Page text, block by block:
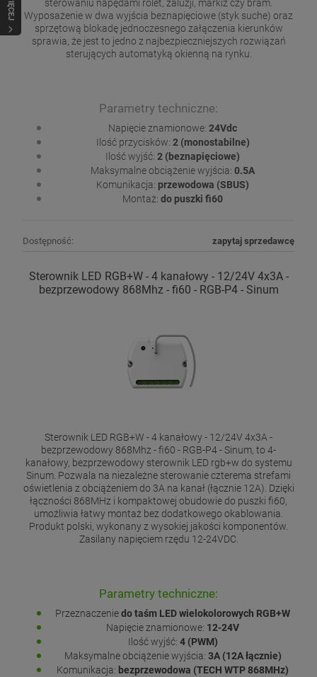
WIĘCEJ
sterowaniu napędami rolet, żaluzji, markiz czy bram.
Wyposażenie w dwa wyjścia beznapięciowe (styk suche) oraz
sprzętową blokadę jednoczesnego załączenia kierunków
sprawia, że jest to jedno z najbezpieczniejszych rozwiązań
sterujących automatyką okienną na rynku.
Parametry techniczne:
Napięcie znamionowe: 24Vdc
Ilość przycisków: 2 (monostabilne)
Ilość wyjść: 2 (beznapięciowe)
Maksymalne obciążenie wyjścia: 0.5A
Komunikacja: przewodowa (SBUS)
Montaż: do puszki fi60
Dostępność: zapytaj sprzedawcę
Sterownik LED RGB+W - 4 kanałowy - 12/24V 4x3A -
bezprzewodowy 868Mhz - fi60 - RGB-P4 - Sinum
Sterownik LED RGB+W - 4 kanałowy - 12/24V 4x3A -
bezprzewodowy 868Mhz - fi60 - RGB-P4 - Sinum, to 4-
kanałowy, bezprzewodowy sterownik LED rgb+w do systemu
Sinum. Pozwala na niezależne sterowanie czterema strefami
oświetlenia z obciążeniem do 3A na kanał (łącznie 12A). Dzięki
łączności 868MHz i kompaktowej obudowie do puszki fi60,
umożliwia łatwy montaż bez dodatkowego okablowania.
Produkt polski, wykonany z wysokiej jakości komponentów.
Zasilany napięciem rzędu 12-24VDC.
Parametry techniczne:
Przeznaczeniedo taśm LED wielokolorowych RGB+W
Napięcie znamionowe: 12-24V
Ilość wyjść: 4 (PWM)
Maksymalne obciążenie wyjścia: 3A (12A łącznie)
Komunikacja: bezprzewodowa (TECH WTP 868MHz)